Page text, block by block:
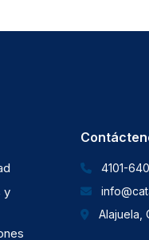
y
4101-
Alajuela,